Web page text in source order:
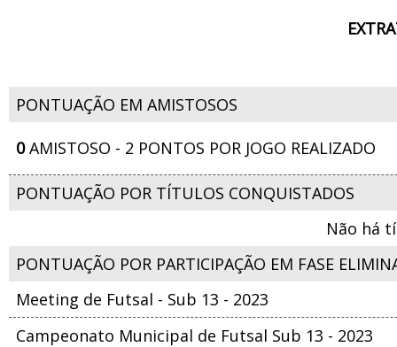
PONTUAÇÃO EM AMISTOSOS
0AMISTOSO - 2 PONTOS POR JOGO REALIZADO
PONTUAÇÃO POR TÍTULOS CONQUISTADOS
Não há
PONTUAÇÃO POR PARTICIPAÇÃO EM FASE
Meeting de Futsal - Sub 13 - 2023
Campeonato Municipal de Futsal Sub 13 - 2023